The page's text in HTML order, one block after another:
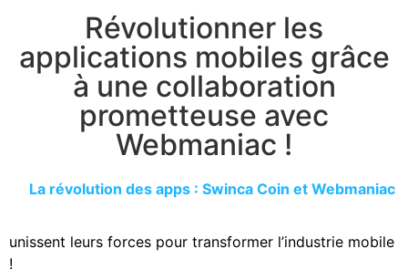
Révolutionner les
applications mobiles grâce
à une collaboration
prometteuse avec
Webmaniac !
La révolution des apps : Swinca Coin et Webmaniac
unissent leurs forces pour transformer l’industrie mobile
!